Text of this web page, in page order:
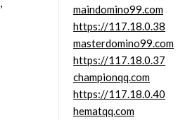
maindomino99.com
https://117.18.0.38
masterdomino99.com
https://117.18.0.37
championqq.com
https://117.18.0.40
hematqq.com